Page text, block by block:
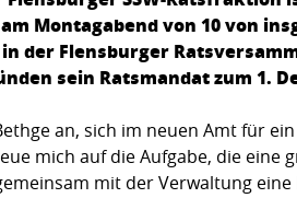
Montagabend von 10 von
in der Flensburger
sein Ratsmandat zum 1.
an, sich im neuen Amt für
mich auf die Aufgabe, die
mit der Verwaltung